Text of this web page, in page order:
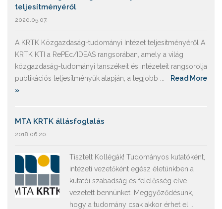
teljesítményéről
2020.05.07.
A KRTK Közgazdaság-tudományi Intézet teljesítményéről A
KRTK KTI a RePEc/IDEAS rangsorában, amely a világ
közgazdaság-tudományi tanszékeit és intézeteit rangsorolja
publikációs teljesítményük alapján, a legjobb ... Read More
»
MTA KRTK állásfoglalás
2018.06.20.
Tisztelt Kollégák! Tudományos kutatóként,
intézeti vezetőként egész életünkben a
kutatói szabadság és felelősség elve
vezetett bennünket. Meggyőződésünk,
hogy a tudomány csak akkor érhet el ...